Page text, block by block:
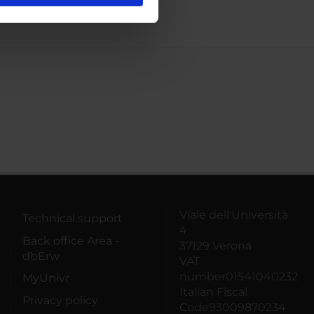
Technical support
Back office Area -
dbErw
MyUnivr
Privacy policy
Viale dell'Università
4
37129 Verona
VAT
number01541040232
Italian Fiscal
Code93009870234